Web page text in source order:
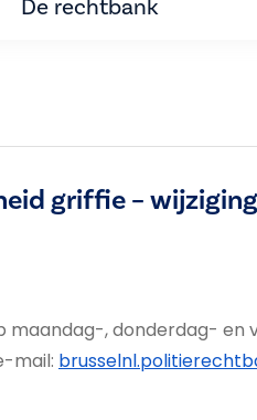
De rechtbank
griffie –
maandag-, donderdag-
mail: